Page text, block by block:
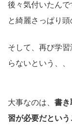
後々気付いたん
と綺麗さっぱり
そして、再び学
らないという、、
大事なのは、 書き
習が必要だという